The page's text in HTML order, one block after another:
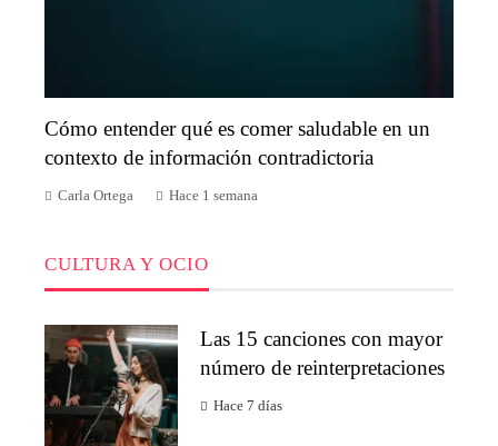
Cómo entender qué es comer saludable en un
contexto de información contradictoria
Carla Ortega Hace 1 semana
CULTURA Y OCIO
Las 15 canciones con mayor
número de reinterpretaciones
Hace 7 días